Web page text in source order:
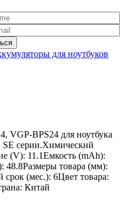
для ноутбуков
VGP-BPS24 для ноутбука
серии.Химический
(V): 11.1Емкость (mAh):
48.8Размеры товара (мм):
(мес.): 6Цвет товара:
Китай